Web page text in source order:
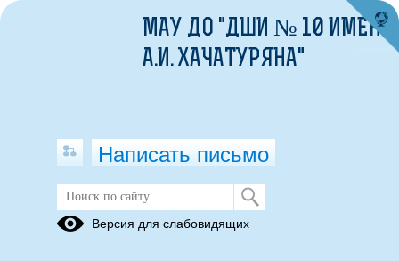
Публикации за Май 2026
МАУ ДО "ДШИ № 10 ИМЕНИ
А.И. ХАЧАТУРЯНА"
Написать письмо
Версия для слабовидящих